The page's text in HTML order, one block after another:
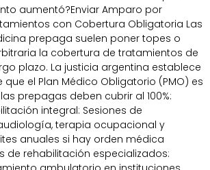
aumentó?Enviar Amparo por
con Cobertura Obligatoria Las
prepaga suelen poner topes o
la cobertura de tratamientos de
plazo. La justicia argentina establece
el Plan Médico Obligatorio (PMO) es
prepagas deben cubrir al 100%:
integral: Sesiones de
terapia ocupacional y
anuales si hay orden médica
de rehabilitación especializados: